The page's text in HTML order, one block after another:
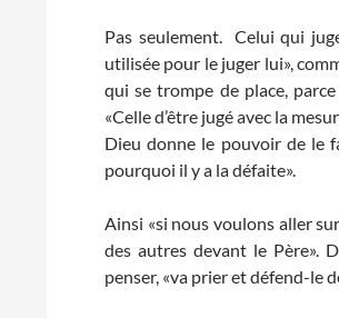
Pas seulement. Celui qui
utilisée pour le juger lui»,
qui se trompe de place,
«Celle d’être jugé avec la
Dieu donne le pouvoir de le
pourquoi il y a la défaite».
Ainsi «si nous voulons aller
des autres devant le Père».
penser, «va prier et défend-le